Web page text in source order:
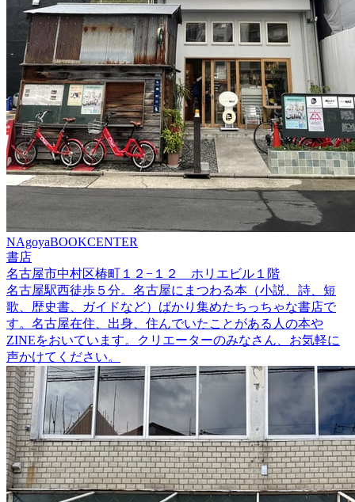
NAgoyaBOOKCENTER
書店
名古屋市中村区椿町１２−１２ ホリエビル１階
名古屋駅西徒歩５分。名古屋にまつわる本（小説、詩、短
歌、歴史書、ガイドなど）ばかり集めたちっちゃな書店で
す。名古屋在住、出身、住んでいたことがある人の本や
ZINEをおいています。クリエーターのみなさん、お気軽に
声かけてください。